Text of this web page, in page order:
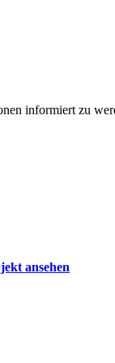
informiert zu
ansehen